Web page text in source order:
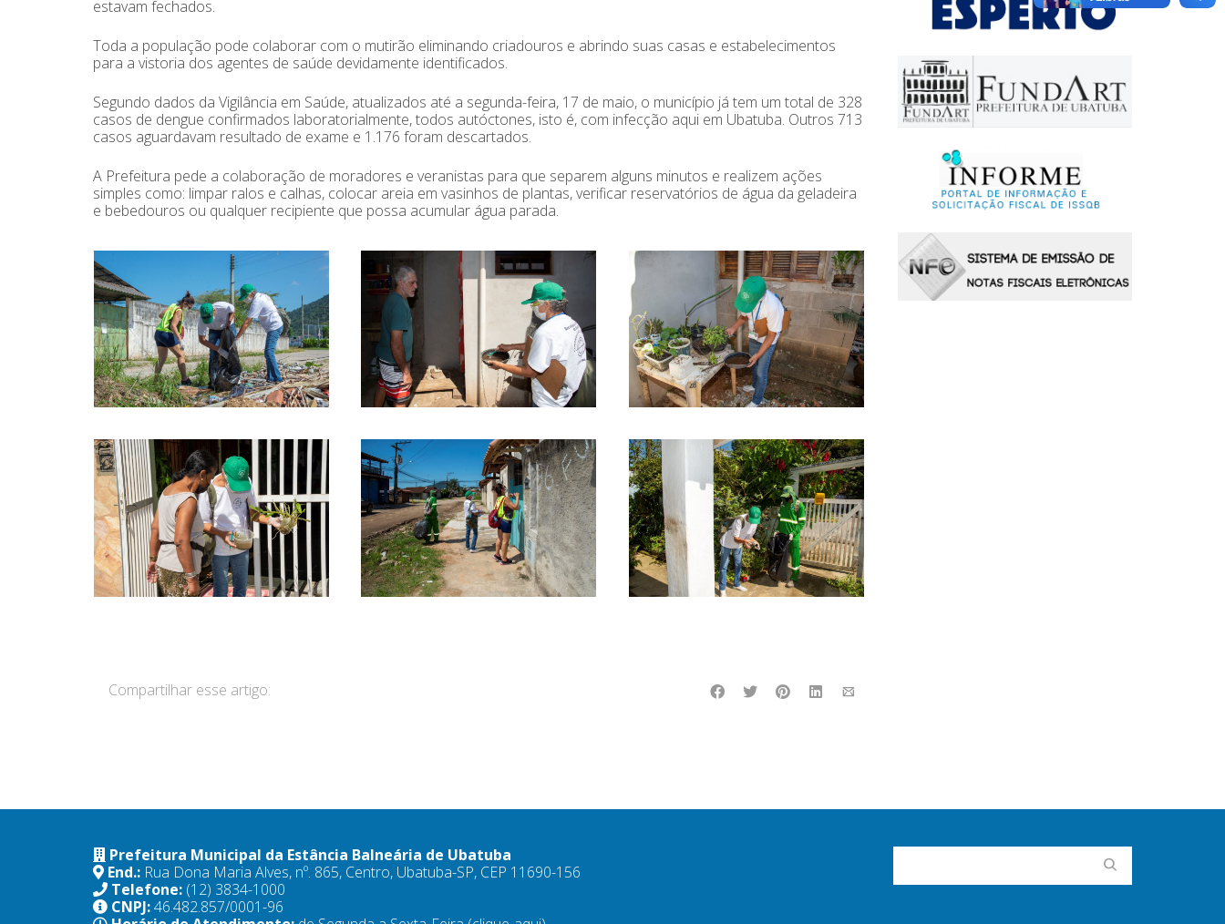
estavam fechados.
Toda a população pode colaborar com o mutirão eliminando criadouros e abrindo suas casas e estabelecimentos
para a vistoria dos agentes de saúde devidamente identificados.
Segundo dados da Vigilância em Saúde, atualizados até a segunda-feira, 17 de maio, o município já tem um total de 328
casos de dengue confirmados laboratorialmente, todos autóctones, isto é, com infecção aqui em Ubatuba. Outros 713
casos aguardavam resultado de exame e 1.176 foram descartados.
A Prefeitura pede a colaboração de moradores e veranistas para que separem alguns minutos e realizem ações
simples como: limpar ralos e calhas, colocar areia em vasinhos de plantas, verificar reservatórios de água da geladeira
e bebedouros ou qualquer recipiente que possa acumular água parada.
Compartilhar esse artigo:
Prefeitura Municipal da Estância Balneária de Ubatuba
End.: Rua Dona Maria Alves, nº. 865, Centro, Ubatuba-SP, CEP 11690-156
Telefone: (12) 3834-1000
CNPJ:46.482.857/0001-96